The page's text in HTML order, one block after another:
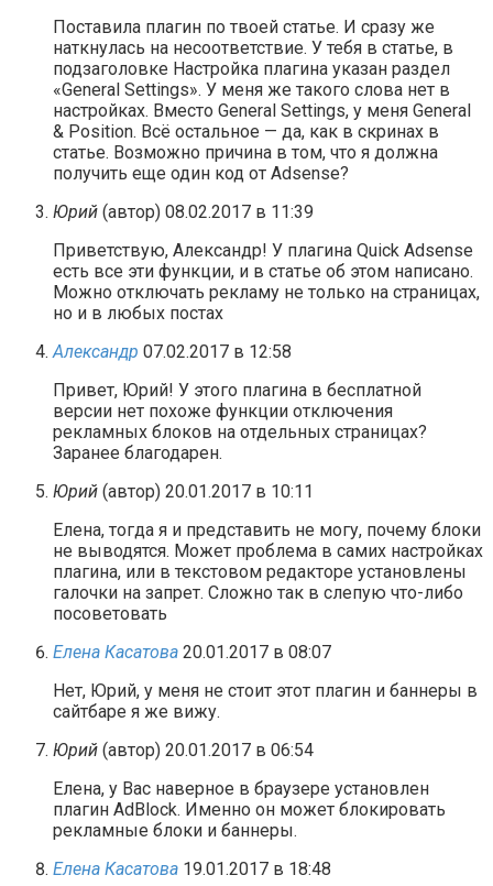
Поставила плагин по твоей статье. И сразу же
наткнулась на несоответствие. У тебя в статье, в
подзаголовке Настройка плагина указан раздел
«General Settings». У меня же такого слова нет в
настройках. Вместо General Settings, у меня General
& Position. Всё остальное — да, как в скринах в
статье. Возможно причина в том, что я должна
получить еще один код от Adsense?
Юрий (автор) 08.02.2017 в 11:39
Приветствую, Александр! У плагина Quick Adsense
есть все эти функции, и в статье об этом написано.
Можно отключать рекламу не только на страницах,
но и в любых постах
Александр 07.02.2017 в 12:58
Привет, Юрий! У этого плагина в бесплатной
версии нет похоже функции отключения
рекламных блоков на отдельных страницах?
Заранее благодарен.
Юрий (автор) 20.01.2017 в 10:11
Елена, тогда я и представить не могу, почему блоки
не выводятся. Может проблема в самих настройках
плагина, или в текстовом редакторе установлены
галочки на запрет. Сложно так в слепую что-либо
посоветовать
Елена Касатова 20.01.2017 в 08:07
Нет, Юрий, у меня не стоит этот плагин и баннеры в
сайтбаре я же вижу.
Юрий (автор) 20.01.2017 в 06:54
Елена, у Вас наверное в браузере установлен
плагин AdBlock. Именно он может блокировать
рекламные блоки и баннеры.
Елена Касатова 19.01.2017 в 18:48